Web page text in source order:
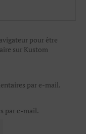
pour être
sur Kustom
par e-mail.
par e-mail.